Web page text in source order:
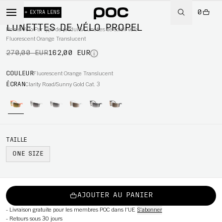
0
Home/Vélo/Par type de produits/Lunettes de soleil vélo
-40% + EXTRA LENS
LUNETTES DE VÉLO PROPEL
Fluorescent Orange Translucent
270,00 EUR162,00 EUR
COULEURFluorescent Orange Translucent
ÉCRANClarity Road/Sunny Gold Cat. 3
TAILLE
ONE SIZE
AJOUTER AU PANIER
- Livraison gratuite pour les membres POC dans l'UE S'abonner
- Retours sous 30 jours